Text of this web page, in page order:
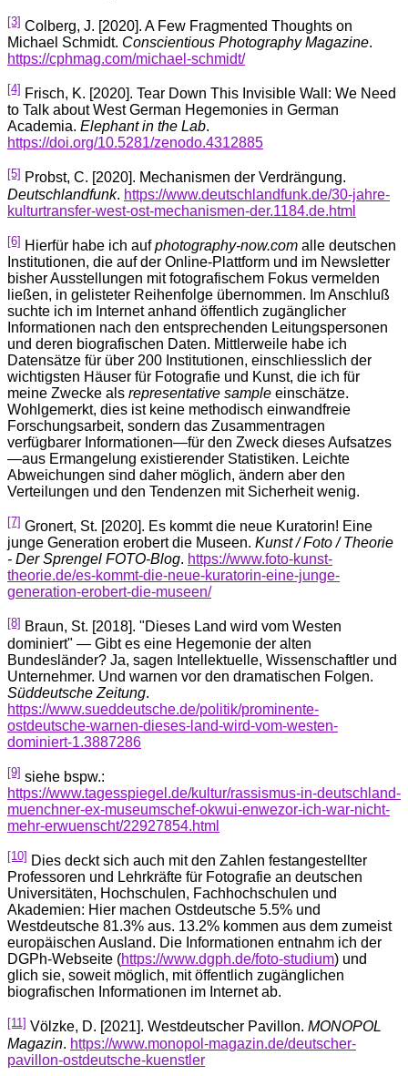
[3] Colberg, J. [2020]. A Few Fragmented Thoughts on
Michael Schmidt. Conscientious Photography Magazine.
https://cphmag.com/michael-schmidt/
[4] Frisch, K. [2020]. Tear Down This Invisible Wall: We Need
to Talk about West German Hegemonies in German
Academia. Elephant in the Lab.
https://doi.org/10.5281/zenodo.4312885
[5] Probst, C. [2020]. Mechanismen der Verdrängung.
Deutschlandfunk. https://www.deutschlandfunk.de/30-jahre-
kulturtransfer-west-ost-mechanismen-der.1184.de.html
[6] Hierfür habe ich aufphotography-now.com alle deutschen
Institutionen, die auf der Online-Plattform und im Newsletter
bisher Ausstellungen mit fotografischem Fokus vermelden
ließen, in gelisteter Reihenfolge übernommen. Im Anschluß
suchte ich im Internet anhand öffentlich zugänglicher
Informationen nach den entsprechenden Leitungspersonen
und deren biografischen Daten. Mittlerweile habe ich
Datensätze für über 200 Institutionen, einschliesslich der
wichtigsten Häuser für Fotografie und Kunst, die ich für
meine Zwecke als representative sample einschätze.
Wohlgemerkt, dies ist keine methodisch einwandfreie
Forschungsarbeit, sondern das Zusammentragen
verfügbarer Informationen—für den Zweck dieses Aufsatzes
—aus Ermangelung existierender Statistiken. Leichte
Abweichungen sind daher möglich, ändern aber den
Verteilungen und den Tendenzen mit Sicherheit wenig.
[7] Gronert, St. [2020]. Es kommt die neue Kuratorin! Eine
junge Generation erobert die Museen. Kunst / Foto / Theorie
- Der Sprengel FOTO-Blog. https://www.foto-kunst-
theorie.de/es-kommt-die-neue-kuratorin-eine-junge-
generation-erobert-die-museen/
[8] Braun, St. [2018]. "Dieses Land wird vom Westen
dominiert" — Gibt es eine Hegemonie der alten
Bundesländer? Ja, sagen Intellektuelle, Wissenschaftler und
Unternehmer. Und warnen vor den dramatischen Folgen.
Süddeutsche Zeitung.
https://www.sueddeutsche.de/politik/prominente-
ostdeutsche-warnen-dieses-land-wird-vom-westen-
dominiert-1.3887286
[9] siehe bspw.:
https://www.tagesspiegel.de/kultur/rassismus-in-deutschland-
muenchner-ex-museumschef-okwui-enwezor-ich-war-nicht-
mehr-erwuenscht/22927854.html
[10] Dies deckt sich auch mit den Zahlen festangestellter
Professoren und Lehrkräfte für Fotografie an deutschen
Universitäten, Hochschulen, Fachhochschulen und
Akademien: Hier machen Ostdeutsche 5.5% und
Westdeutsche 81.3% aus. 13.2% kommen aus dem zumeist
europäischen Ausland. Die Informationen entnahm ich der
DGPh-Webseite (https://www.dgph.de/foto-studium) und
glich sie, soweit möglich, mit öffentlich zugänglichen
biografischen Informationen im Internet ab.
[11] Völzke, D. [2021]. Westdeutscher Pavillon. MONOPOL
Magazin. https://www.monopol-magazin.de/deutscher-
pavillon-ostdeutsche-kuenstler